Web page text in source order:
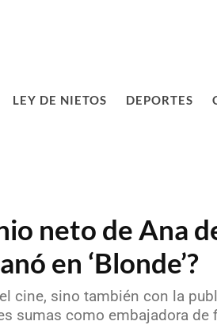
LEY DE NIETOS DEPORTES
neto de Ana
en ‘Blonde’?
cine, sino también con la
sumas como embajadora de